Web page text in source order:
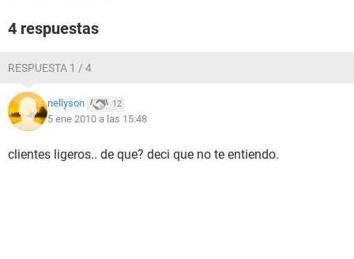
4 respuestas
RESPUESTA 1 / 4
nellyson 12
5 ene 2010 a las 15:48
clientes ligeros.. de que? deci que no te entiendo.